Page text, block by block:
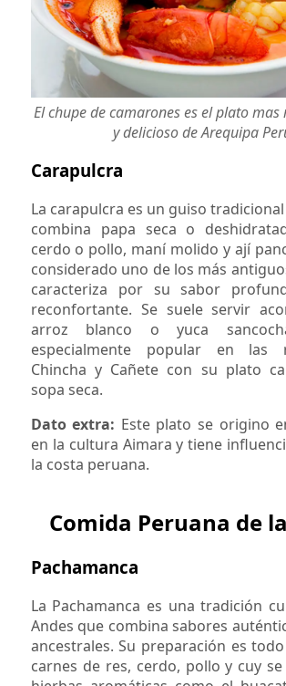
El chupe de camarones es el plato
y delicioso de Arequipa
Carapulcra
La carapulcra es un guiso
combina papa seca o
cerdo o pollo, maní molido y ají
considerado uno de los más
caracteriza por su sabor
reconfortante. Se suele servir
arroz blanco o yuca
especialmente popular en las
Chincha y Cañete con su plato
sopa seca.
Dato extra: Este plato se origino
en la cultura Aimara y tiene
la costa peruana.
Comida Peruana de
Pachamanca
La Pachamanca es una tradición
Andes que combina sabores
ancestrales. Su preparación es
carnes de res, cerdo, pollo y cuy